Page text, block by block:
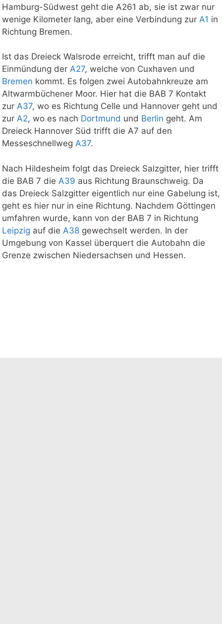
Hamburg-Südwest geht die A261 ab, sie ist zwar nur
wenige Kilometer lang, aber eine Verbindung zur A1 in
Richtung Bremen.
Ist das Dreieck Walsrode erreicht, trifft man auf die
Einmündung der A27, welche von Cuxhaven und
Bremen kommt. Es folgen zwei Autobahnkreuze am
Altwarmbüchener Moor. Hier hat die BAB 7 Kontakt
zur A37, wo es Richtung Celle und Hannover geht und
zur A2, wo es nach Dortmund und Berlin geht. Am
Dreieck Hannover Süd trifft die A7 auf den
Messeschnellweg A37.
Nach Hildesheim folgt das Dreieck Salzgitter, hier trifft
die BAB 7 die A39 aus Richtung Braunschweig. Da
das Dreieck Salzgitter eigentlich nur eine Gabelung ist,
geht es hier nur in eine Richtung. Nachdem Göttingen
umfahren wurde, kann von der BAB 7 in Richtung
Leipzig auf die A38 gewechselt werden. In der
Umgebung von Kassel überquert die Autobahn die
Grenze zwischen Niedersachsen und Hessen.